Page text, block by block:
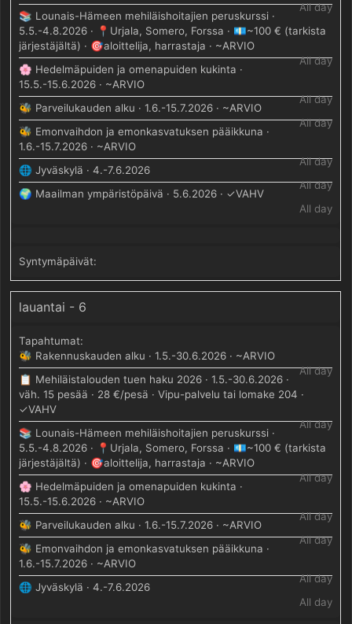
All day
📚 Lounais-Hämeen mehiläishoitajien peruskurssi ·
5.5.-4.8.2026 · 📍Urjala, Somero, Forssa · 💶~100 € (tarkista
järjestäjältä) · 🎯aloittelija, harrastaja · ~ARVIO
All day
🌸 Hedelmäpuiden ja omenapuiden kukinta ·
15.5.-15.6.2026 · ~ARVIO
All day
🐝 Parveilukauden alku · 1.6.-15.7.2026 · ~ARVIO
All day
🐝 Emonvaihdon ja emonkasvatuksen pääikkuna ·
1.6.-15.7.2026 · ~ARVIO
All day
🌐 Jyväskylä · 4.-7.6.2026
All day
🌍 Maailman ympäristöpäivä · 5.6.2026 · ✓VAHV
All day
lauantai - 6
🐝 Rakennuskauden alku · 1.5.-30.6.2026 · ~ARVIO
All day
📋 Mehiläistalouden tuen haku 2026 · 1.5.-30.6.2026 ·
väh. 15 pesää · 28 €/pesä · Vipu-palvelu tai lomake 204 ·
✓VAHV
All day
📚 Lounais-Hämeen mehiläishoitajien peruskurssi ·
5.5.-4.8.2026 · 📍Urjala, Somero, Forssa · 💶~100 € (tarkista
järjestäjältä) · 🎯aloittelija, harrastaja · ~ARVIO
All day
🌸 Hedelmäpuiden ja omenapuiden kukinta ·
15.5.-15.6.2026 · ~ARVIO
All day
🐝 Parveilukauden alku · 1.6.-15.7.2026 · ~ARVIO
All day
🐝 Emonvaihdon ja emonkasvatuksen pääikkuna ·
1.6.-15.7.2026 · ~ARVIO
All day
🌐 Jyväskylä · 4.-7.6.2026
All day